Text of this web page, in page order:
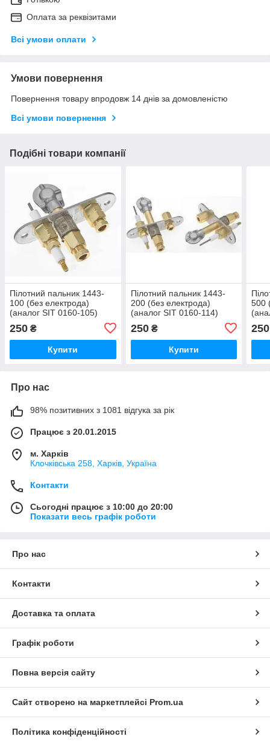
Оплата за реквізитами
Всі умови оплати
Умови повернення
Повернення товару впродовж 14 днів за домовленістю
Всі умови повернення
Подібні товари компанії
Пілотний пальник 1443-
100 (без електрода)
(аналог SIT 0160-105)
250 ₴
Купити
Пілотний пальник 1443-
200 (без електрода)
(аналог SIT 0160-114)
250₴
Купити
500
250
Про нас
98% позитивних з 1081 відгука за рік
Працює з 20.01.2015
м. Харків
Клочкiвська 258, Харків, Україна
Контакти
Сьогодні працює з 10:00 до 20:00
Показати весь графік роботи
Про нас
Контакти
Доставка та оплата
Графік роботи
Повна версія сайту
Сайт створено на маркетплейсі Prom.ua
Політика конфіденційності